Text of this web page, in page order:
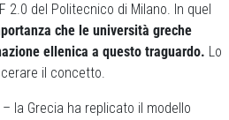
2.0 del Politecnico di Milano. In quel
che le università greche
ellenica a questo traguardo. Lo
il concetto.
la Grecia ha replicato il modello